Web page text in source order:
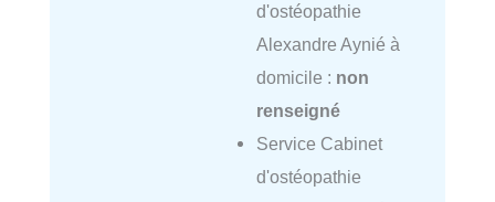
d'ostéopathie
Alexandre Aynié à
domicile : non
renseigné
Service Cabinet
d'ostéopathie